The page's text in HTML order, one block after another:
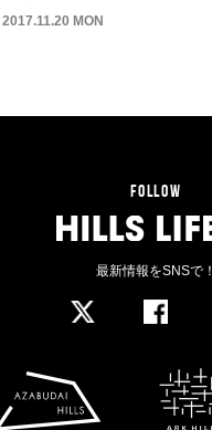
2017.11.20 MON
FOLLOW
最新情報をSNSで！